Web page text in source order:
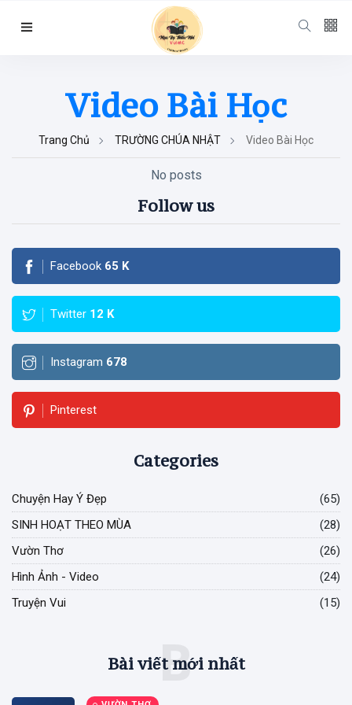
Follow us
65 K
12K
Categories
Chuyện Hay Ý
Đẹp
(65)
THEO MÙA
Video
(24)
Truyện Vui
(15)
Bài viết
mới nhất
B
Video Bài Học
Trang Chủ TRƯỜNG CHÚA NHẬT Video Bài Học
No posts
Follow us
Facebook 65 K
Twitter 12 K
Instagram 678
Pinterest
Categories
Chuyện Hay Ý Đẹp
(65)
SINH HOẠT THEO MÙA
(28)
Vườn Thơ
(26)
Hình Ảnh - Video
(24)
Truyện Vui
(15)
Bài viết mới nhất
B